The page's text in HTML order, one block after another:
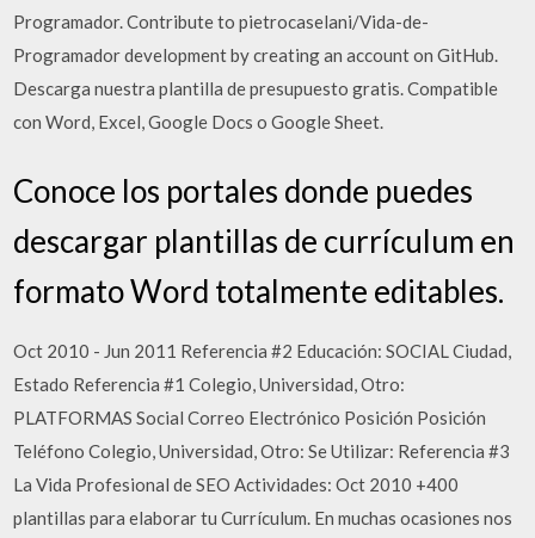
Programador. Contribute to pietrocaselani/Vida-de-
Programador development by creating an account on GitHub.
Descarga nuestra plantilla de presupuesto gratis. Compatible
con Word, Excel, Google Docs o Google Sheet.
Conoce los portales donde puedes
descargar plantillas de currículum en
formato Word totalmente editables.
Oct 2010 - Jun 2011 Referencia #2 Educación: SOCIAL Ciudad,
Estado Referencia #1 Colegio, Universidad, Otro:
PLATFORMAS Social Correo Electrónico Posición Posición
Teléfono Colegio, Universidad, Otro: Se Utilizar: Referencia #3
La Vida Profesional de SEO Actividades: Oct 2010 +400
plantillas para elaborar tu Currículum. En muchas ocasiones nos